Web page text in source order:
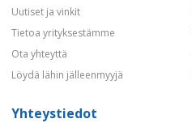
Uutiset ja vinkit
Tietoa yrityksestämme
Ota yhteyttä
Löydä lähin jälleenmyyjä
Yhteystiedot